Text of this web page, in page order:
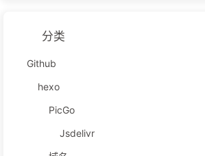
分类
Github
hexo
PicGo
Jsdelivr